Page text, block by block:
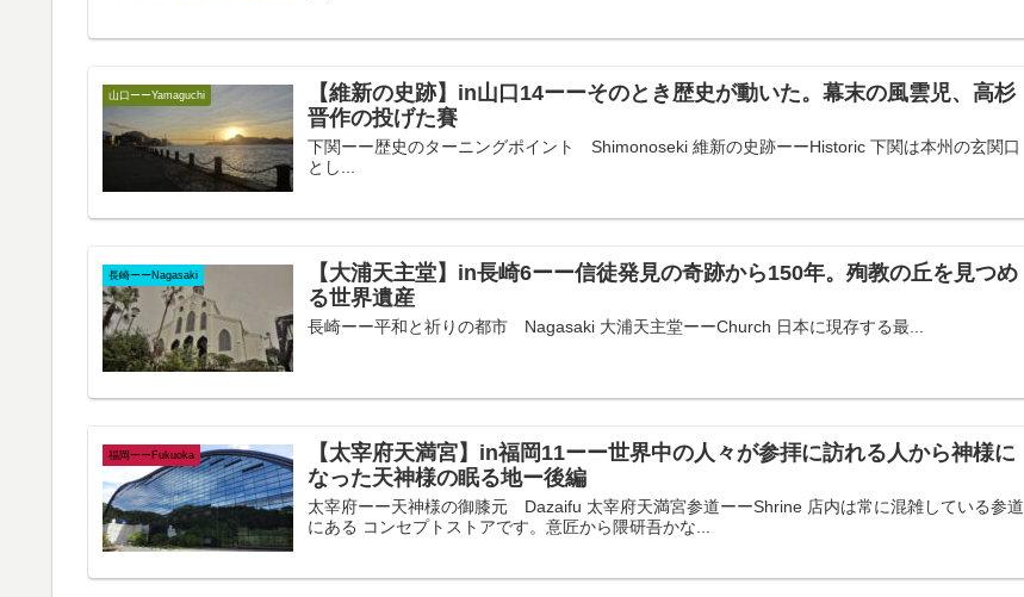
山口ーーYamaguchi
【維新の史跡】in山口14ーーそのとき歴史が動いた。幕末の風雲児、高杉
晋作の投げた賽
下関ーー歴史のターニングポイント Shimonoseki 維新の史跡ーーHistoric 下関は本州の玄関口
とし...
長崎ーーNagasaki
【大浦天主堂】in長崎6ーー信徒発見の奇跡から150年。殉教の丘を見つめ
る世界遺産
長崎ーー平和と祈りの都市 Nagasaki 大浦天主堂ーーChurch 日本に現存する最...
福岡ーーFukuoka
【太宰府天満宮】in福岡11ーー世界中の人々が参拝に訪れる人から神様に
なった天神様の眠る地ー後編
太宰府ーー天神様の御膝元 Dazaifu 太宰府天満宮参道ーーShrine 店内は常に混雑している参道
にある コンセプトストアです。意匠から隈研吾かな...